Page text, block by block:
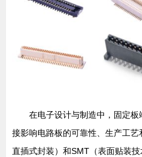
在电子设计与制造中，固定
接影响电路板的可靠性、生产工
直插式封装）和SMT（表面贴装